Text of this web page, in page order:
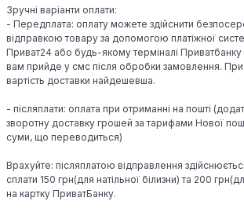
Зручні варіанти оплати:
- Передплата: оплату можете здійснити
відправкою товару за допомогою платіжної
Приват24 або будь-якому терміналі Приватбанку
вам прийде у смс після обробки замовлення. При
вартість доставки найдешевша.
- післяплати: оплата при отриманні на пошті
зворотну доставку грошей за тарифами Нової
суми, що переводиться)
Врахуйте: післяплатою відправлення
сплати 150 грн(для натільної білизни) та 200
на картку ПриватБанку.